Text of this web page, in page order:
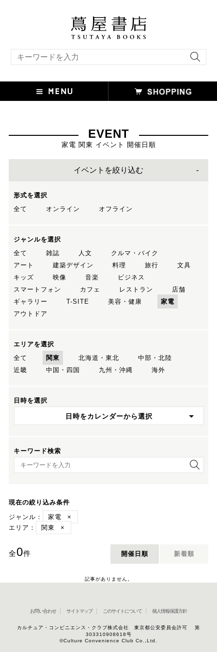
EVENT
家電 関東 イベント 開催日順
イベントを絞り込む
形式を選択
全て
オンライン オフライン
ジャンルを選択
全て
雑誌 人文
クルマ・バイク
アート
建築デザイン 料理 旅行
文具
キッズ
映像 音楽
ビジネス
スマートフォン
カフェ レストラン
店舗
ギャラリー
T-SITE 美容・健康
家電
アウトドア
エリアを選択
全て
関東 北海道・東北
中部・北陸
近畿
中国・四国 九州・沖縄 海外
日時を選択
日時をカレンダーから選択
キーワード検索
キーワード検索
現在の絞り込み条件
ジャンル：
家電
×
エリア：
関東 ×
全0件 開催日順 新着順
記事がありません。
お問い合わせ サイトマップ このサイトについて 個人情報保護方針
カルチュア・コンビニエンス・クラブ株式会社 東京都公安委員会許可 第
303310908618号
©Culture Convenience Club Co.,Ltd.